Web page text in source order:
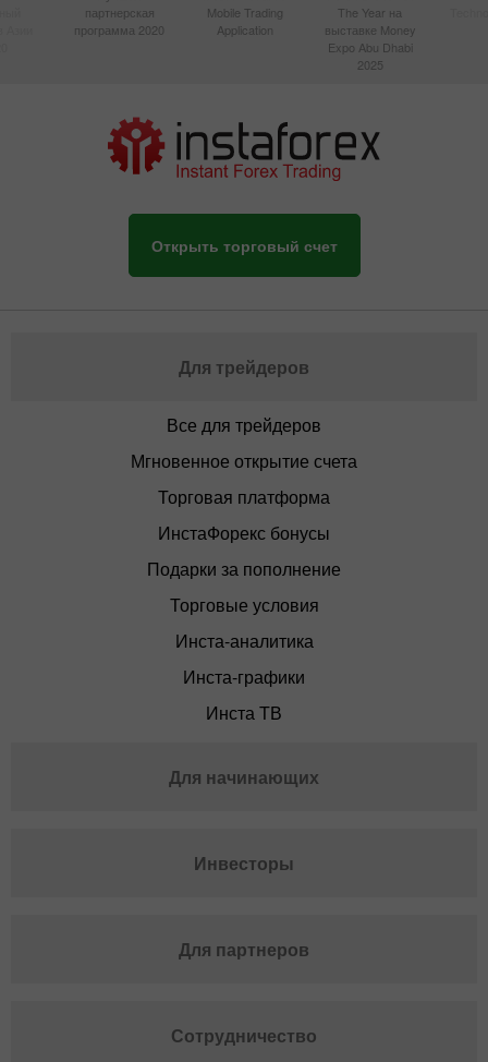
партнерская
программа 2020
Mobile Trading
Application
The Year на
выставке Money
Expo Abu Dhabi
2025
Открыть торговый счет
Для трейдеров
Все для трейдеров
Мгновенное открытие счета
Торговая платформа
ИнстаФорекс бонусы
Подарки за пополнение
Торговые условия
Инста-аналитика
Инста-графики
Инста ТВ
Для начинающих
Инвесторы
Для партнеров
Сотрудничество